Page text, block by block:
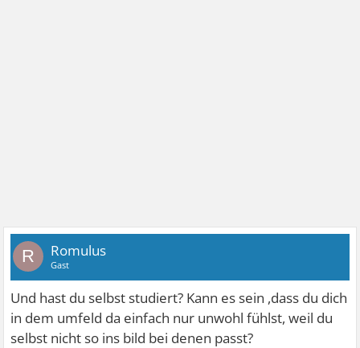
R Romulus
Gast
Und hast du selbst studiert? Kann es sein ,dass du dich
in dem umfeld da einfach nur unwohl fühlst, weil du
selbst nicht so ins bild bei denen passt?